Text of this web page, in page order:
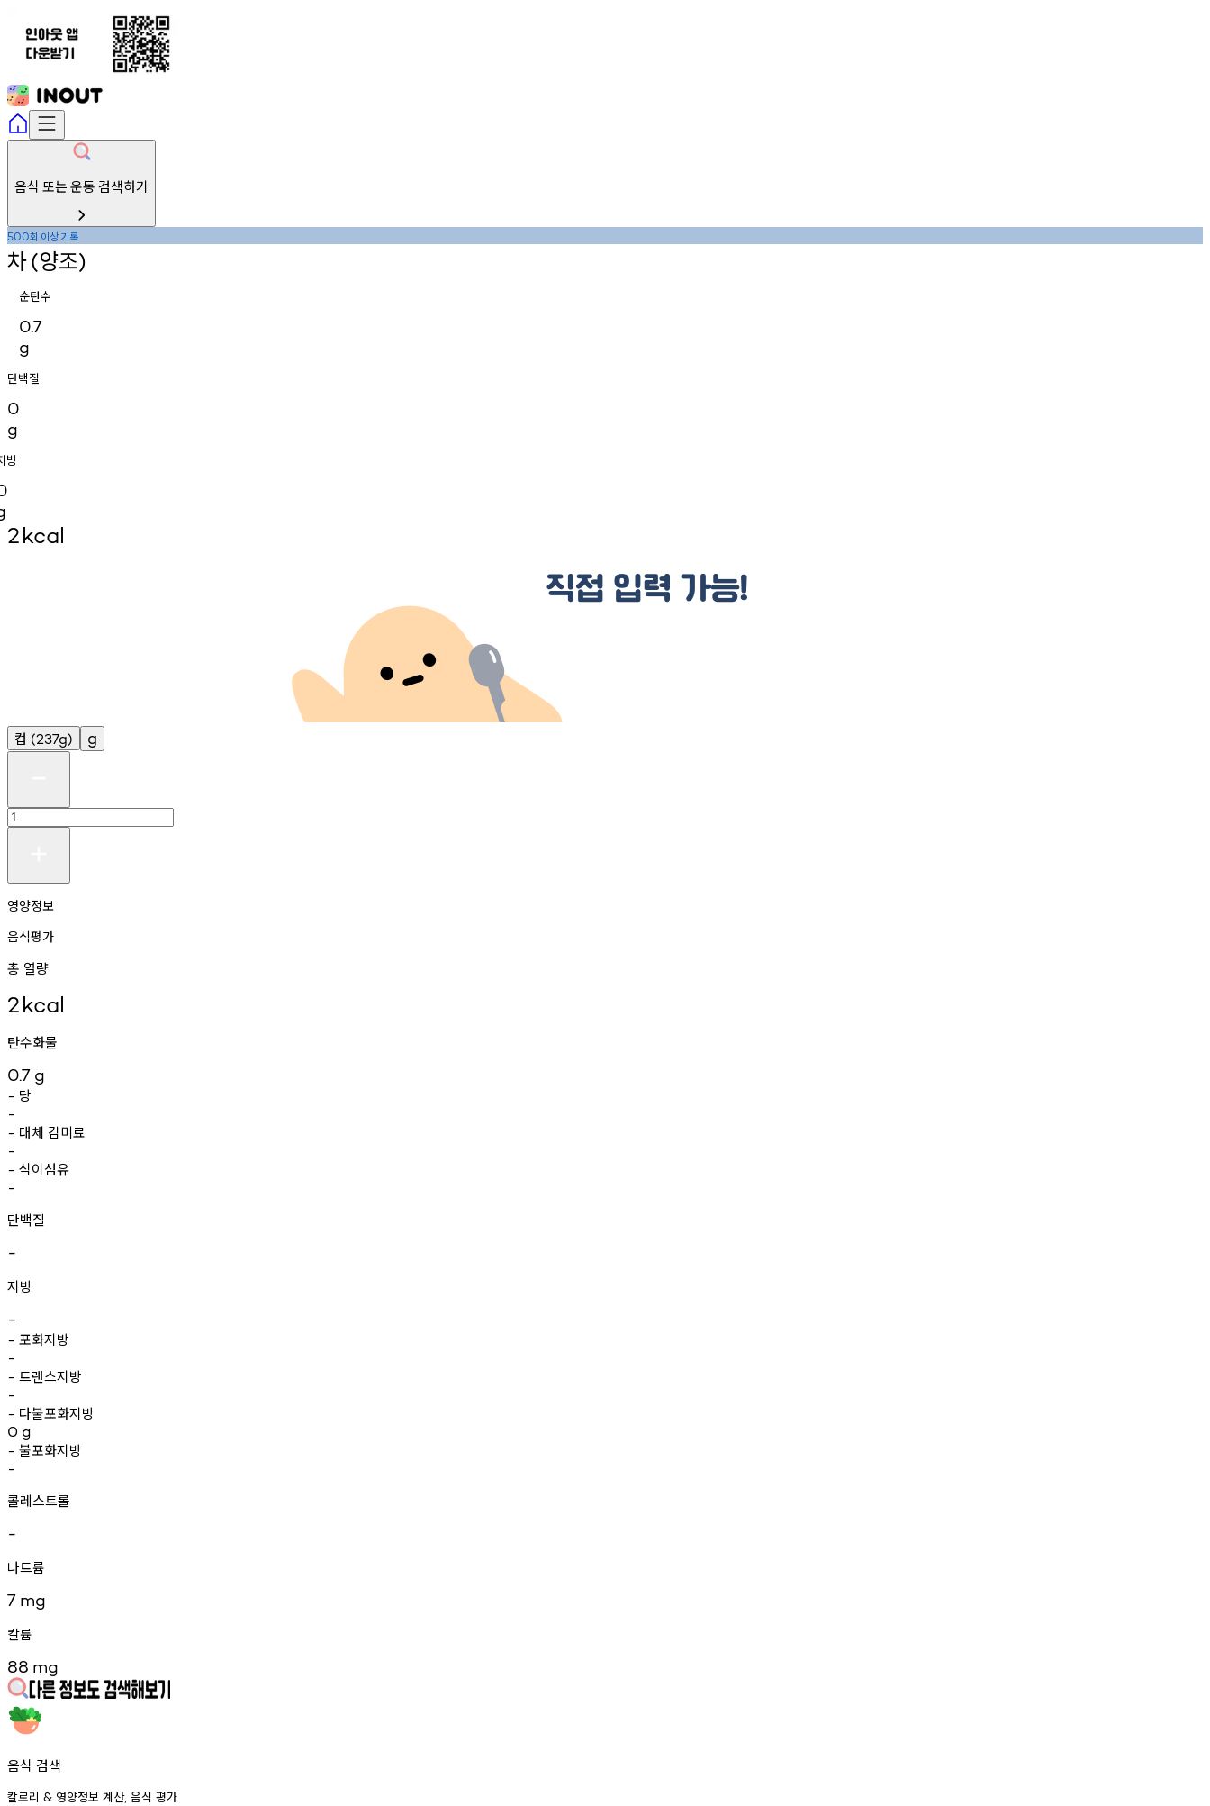
음식 또는 운동 검색하기
500회 이상기록
차(양조)
순탄수
0.7
g
단백질
0
g
방
2kcal
컵 (237g) g
영양정보
음식평가
총 열량
2kcal
탄수화물
0.7 g
- 당
-
- 대체 감미료
-
- 식이섬유
-
단백질
-
지방
-
- 포화지방
-
- 트랜스지방
-
- 다불포화지방
0 g
- 불포화지방
-
콜레스트롤
-
나트륨
7 mg
칼륨
88 mg
음식 검색
칼로리 & 영양정보 계산, 음식 평가